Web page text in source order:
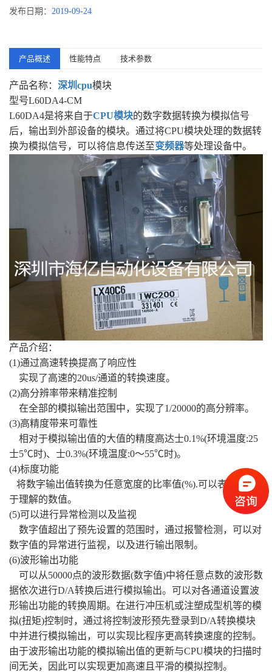
发布日期： 2019-09-24
产品概述 性能特点 技术参数
产品名称： 深圳cpu模块
型号L60DA4-CM
L60DA4是将来自于CPU模块的数字数据转换为模拟信号
后，输出到外部设备的模块。通过将CPU模块处理的数据转
换为模拟信号，可以将信息传送至变频器等处理设备中。
产品介绍：
(1)通过高速转换提高了响应性
实现了高速的20us/通道的转换速度。
(2)高分辨率带来精准控制
在全部的模拟输出范围中，实现了1/20000的高分辨率。
(3)高精度带来可靠性
相对于模拟输出值的大值的精度高达士0.1%(环境温度:25
士5℃时)、士0.3%(环境温度:0～55℃时)。
(4)标度功能
将数字输出值转换为任意宽度的比率值(%).可以表示为易
于理解的数值。
(5)可以进行异常检测以及监视
数字值超出了预先设置的范围时，通过报警检测，可以对
数字值的异常进行监视，以及进行输出限制。
(6)波形输出功能
可以从50000点的波形数据(数字值)中将任意点数的波形数
据依次进行D/A转换后进行模拟输出。可以对各通道设置波
形输出功能的转换周期。在进行冲压机或注塑成型机等的模
拟(扭矩)控制时，通过将控制波形预先登录到D/A转换模块
中并进行模拟输出，可以实现比程序更高转换速度的控制。
由于波形输出功能的模拟输出值的更新与CPU模块的扫描时
间无关，因此可以实现更加高速且平滑的模拟控制。